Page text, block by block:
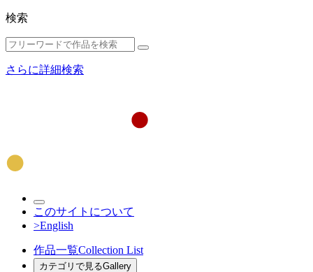
検索
さらに詳細検索
このサイトについて
>English
作品一覧Collection List
カテゴリで見るGallery